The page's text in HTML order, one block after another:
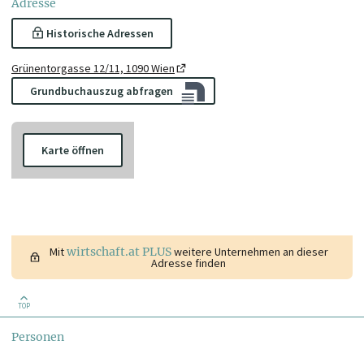
Adresse
Historische Adressen
Grünentorgasse 12/11, 1090 Wien
Grundbuchauszug abfragen
Karte öffnen
Mitwirtschaft.at PLUSweitere Unternehmen an dieser
Adresse finden
TOP
Personen